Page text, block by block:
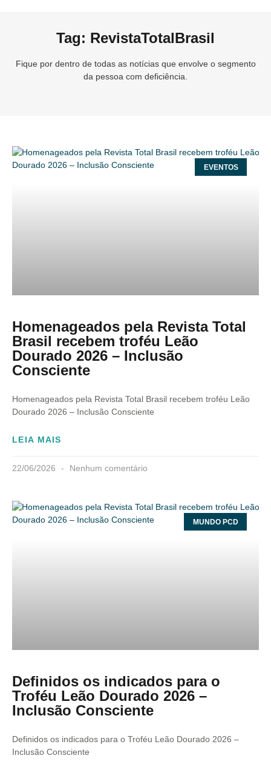
Tag: RevistaTotalBrasil
Fique por dentro de todas as notícias que envolve o segmento
da pessoa com deficiência.
EVENTOS
Homenageados pela Revista Total
Brasil recebem troféu Leão
Dourado 2026 – Inclusão
Consciente
Homenageados pela Revista Total Brasil recebem troféu Leão
Dourado 2026 – Inclusão Consciente
LEIA MAIS
22/06/2026 Nenhum comentário
MUNDO PCD
Definidos os indicados para o
Troféu Leão Dourado 2026 –
Inclusão Consciente
Definidos os indicados para o Troféu Leão Dourado 2026 –
Inclusão Consciente